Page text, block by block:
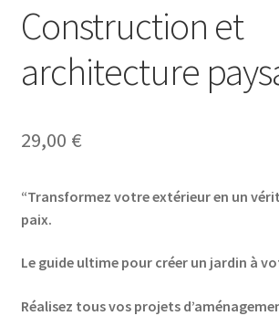
Construction et
architecture
29,00 €
“Transformez votre extérieur en un
paix.
Le guide ultime pour créer un jardin à
Réalisez tous vos projets